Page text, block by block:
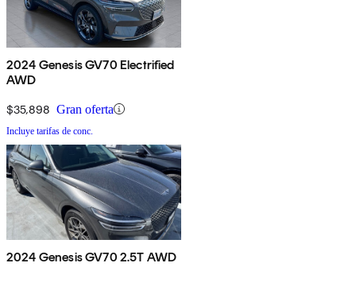
2024 Genesis GV70 Electrified
AWD
$35,898 Gran oferta
Incluye tarifas de conc.
2024 Genesis GV70 2.5T AWD